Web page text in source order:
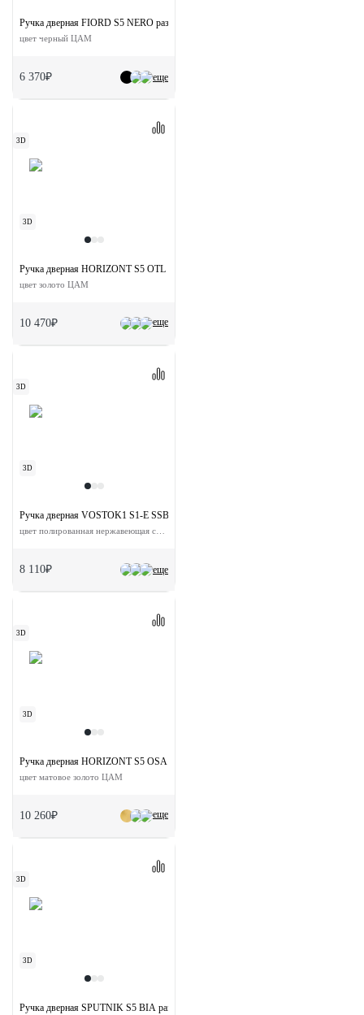
еще
Ручка дверная FIORD S5 NERO раздельная на квадратной розетке
цвет черный ЦАМ
6 370₽
3D
3D
еще
Ручка дверная HORIZONT S5 OTL раздельная на квадратной розетке
цвет золото ЦАМ
10 470₽
3D
3D
еще
Ручка дверная VOSTOK1 S1-E SSB на квадратной розетке
8 110₽
3D
3D
еще
Ручка дверная HORIZONT S5 OSA раздельная на квадратной розетке
цвет матовое золото ЦАМ
10 260₽
3D
3D
Ручка дверная SPUTNIK S5 BIA раздельная на квадратной розетке